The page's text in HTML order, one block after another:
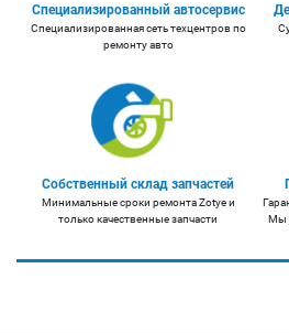
Специализированный автосервис
Специализированная сеть техцентров по
ремонту авто
Собственный склад запчастей
Минимальные сроки ремонта Zotye и
только качественные запчасти
Мы